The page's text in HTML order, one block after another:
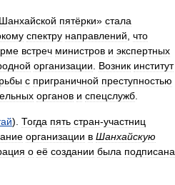
Шанхайской пятёрки» стала
спектру направлений что
встреч министров и экспертных
организации Возник институт
с приграничной преступностью
органов и спецслужб
). Тогда пять стран-участниц
организации в Шанхайскую
о её создании была подписана